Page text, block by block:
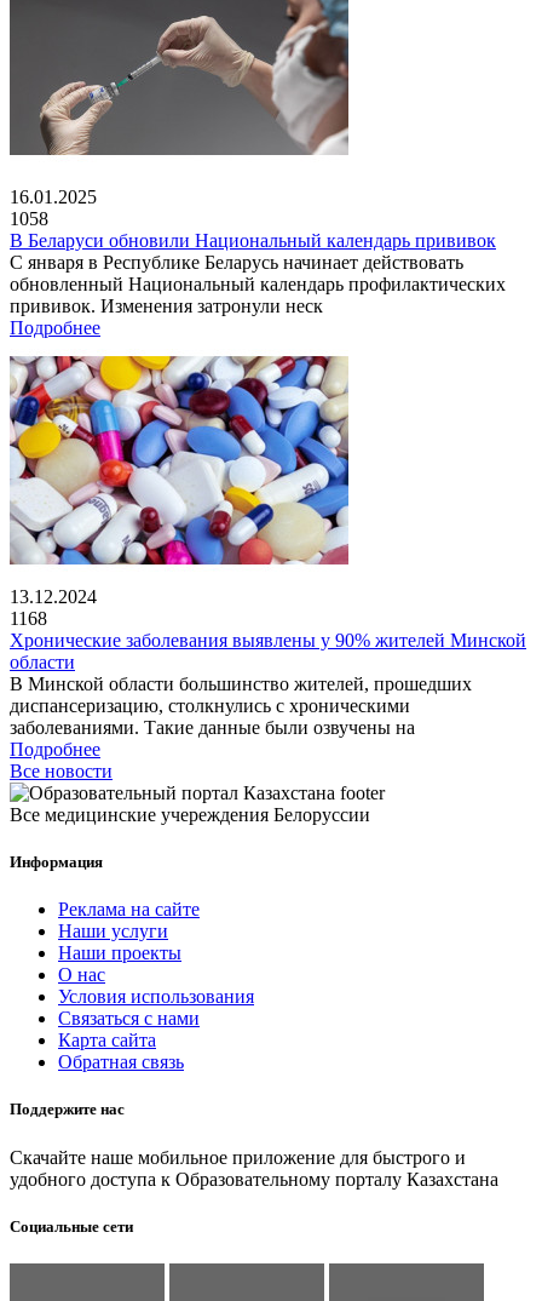
16.01.2025
1058
В Беларуси обновили Национальный календарь прививок
С января в Республике Беларусь начинает действовать
обновленный Национальный календарь профилактических
прививок. Изменения затронули неск
Подробнее
13.12.2024
1168
Хронические заболевания выявлены у 90% жителей Минской
области
В Минской области большинство жителей, прошедших
диспансеризацию, столкнулись с хроническими
заболеваниями. Такие данные были озвучены на
Подробнее
Все новости
Все медицинские учереждения Белоруссии
Информация
Реклама на сайте
Наши услуги
Наши проекты
О нас
Условия использования
Связаться с нами
Карта сайта
Обратная связь
Поддержите нас
Скачайте наше мобильное приложение для быстрого и
удобного доступа к Образовательному порталу Казахстана
Социальные сети